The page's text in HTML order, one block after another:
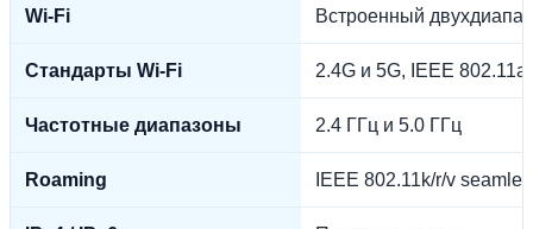
Wi-Fi Встроенный
Стандарты Wi-Fi 2.4G и 5G, IEEE
Частотные диапазоны 2.4 ГГц и 5.0 ГГц
Roaming IEEE 802.11k/r/v